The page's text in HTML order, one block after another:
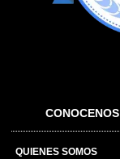
CONOCENOS
QUIENES SOMOS